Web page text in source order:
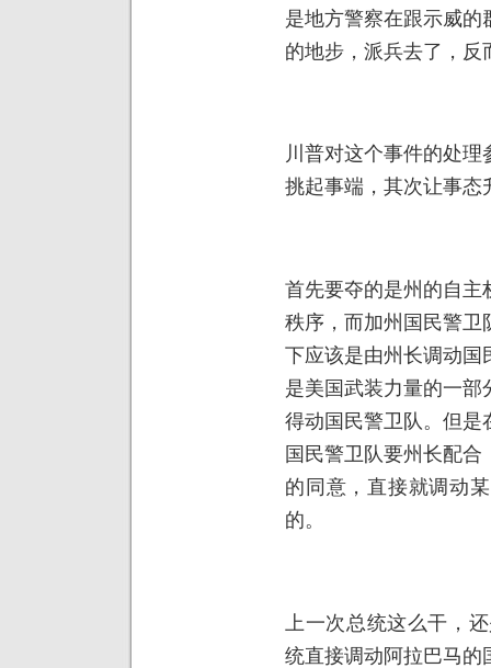
是地方警察在跟示威
的地步，派兵去了，反
川普对这个事件的处
挑起事端，其次让事态
首先要夺的是州的自主
秩序，而加州国民警卫
下应该是由州长调动国
是美国武装力量的一
得动国民警卫队。但是
国民警卫队要州长配
的同意，直接就调动
的。
上一次总统这么干，
统直接调动阿拉巴马的